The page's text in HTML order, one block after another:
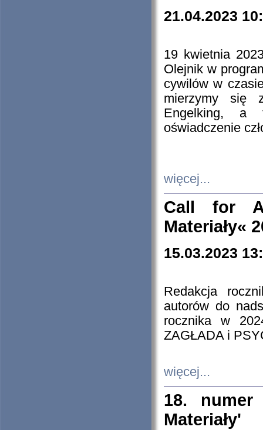
21.04.2023
19 kwietnia
Olejnik w
cywilów w
mierzymy się
Engelking, a
oświadczenie
więcej...
Call for
Materiały«
15.03.2023
Redakcja
autorów do
rocznika w
ZAGŁADA i
więcej...
18. numer
Materiały'